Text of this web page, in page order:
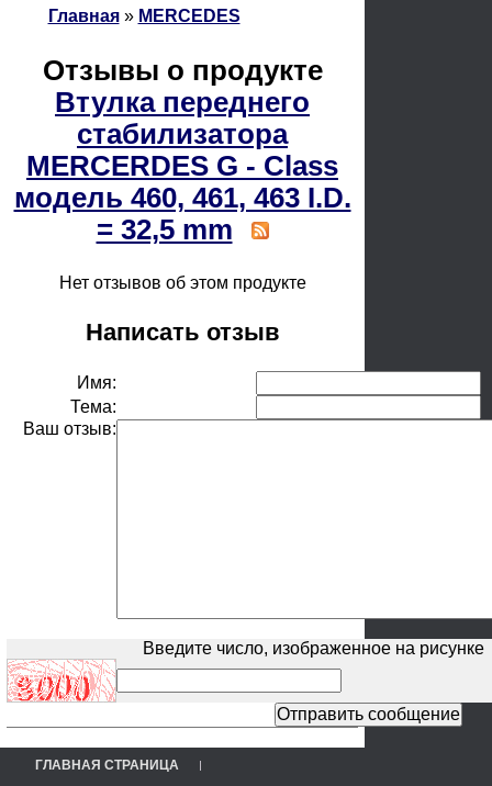
Главная» MERCEDES
Отзывы о продукте
Втулка переднего
стабилизатора
MERCERDES G - Class
модель 460, 461, 463 I.D.
= 32,5 mm
Нет отзывов об этом продукте
Написать отзыв
Имя:
Тема:
Ваш отзыв:
Введите число, изображенное на рисунке
ГЛАВНАЯ СТРАНИЦА